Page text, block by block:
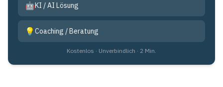
🤖KI / AI Lösung
💡 Coaching / Beratung
Kostenlos · Unverbindlich · 2 Min.